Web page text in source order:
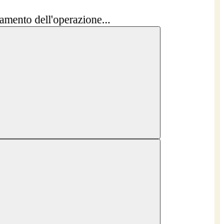
dell'operazione...